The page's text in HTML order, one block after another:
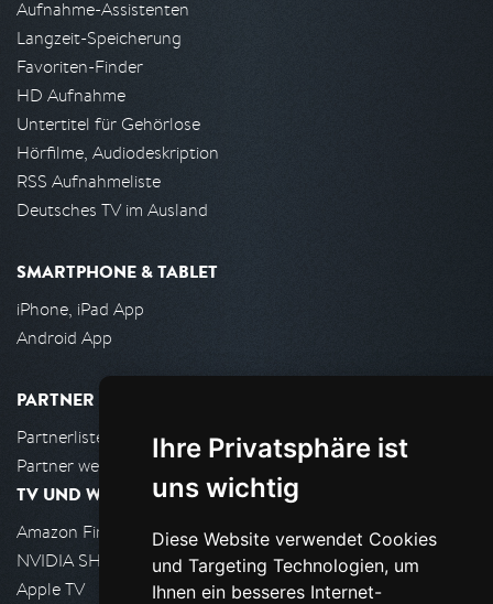
Ihre Privatsphäre ist
uns wichtig
Diese Website verwendet Cookies
und Targeting Technologien, um
Ihnen ein besseres Internet-
Aufnahme-Assistenten
Langzeit-Speicherung
Favoriten-Finder
HD Aufnahme
Untertitel für Gehörlose
Hörfilme, Audiodeskription
RSS Aufnahmeliste
Deutsches TV im Ausland
SMARTPHONE & TABLET
iPhone, iPad App
Android App
PARTNER
Partnerliste
Partner werden
TV UND WOHNZIMMER
Amazon FireTV
NVIDIA SHIELD, Google TV
Apple TV